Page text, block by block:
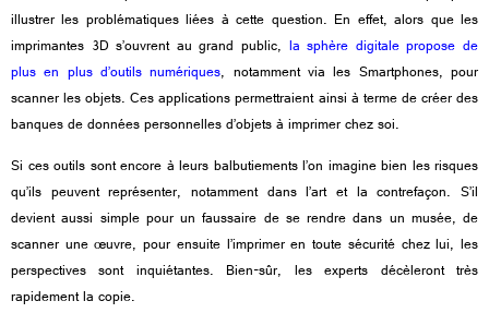
illustrer les problématiques liées à cette question. En effet, alors que les
imprimantes 3D s’ouvrent au grand public, la sphère digitale propose de
plus en plus d’outils numériques, notamment via les Smartphones, pour
scanner les objets. Ces applications permettraient ainsi à terme de créer des
banques de données personnelles d’objets à imprimer chez soi.
Si ces outils sont encore à leurs balbutiements l’on imagine bien les risques
qu’ils peuvent représenter, notamment dans l’art et la contrefaçon. S’il
devient aussi simple pour un faussaire de se rendre dans un musée, de
scanner une œuvre, pour ensuite l’imprimer en toute sécurité chez lui, les
perspectives sont inquiétantes. Bien-sûr, les experts décèleront très
rapidement la copie.